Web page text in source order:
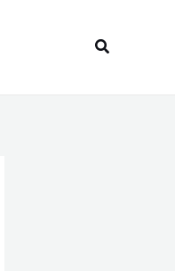
Tìm